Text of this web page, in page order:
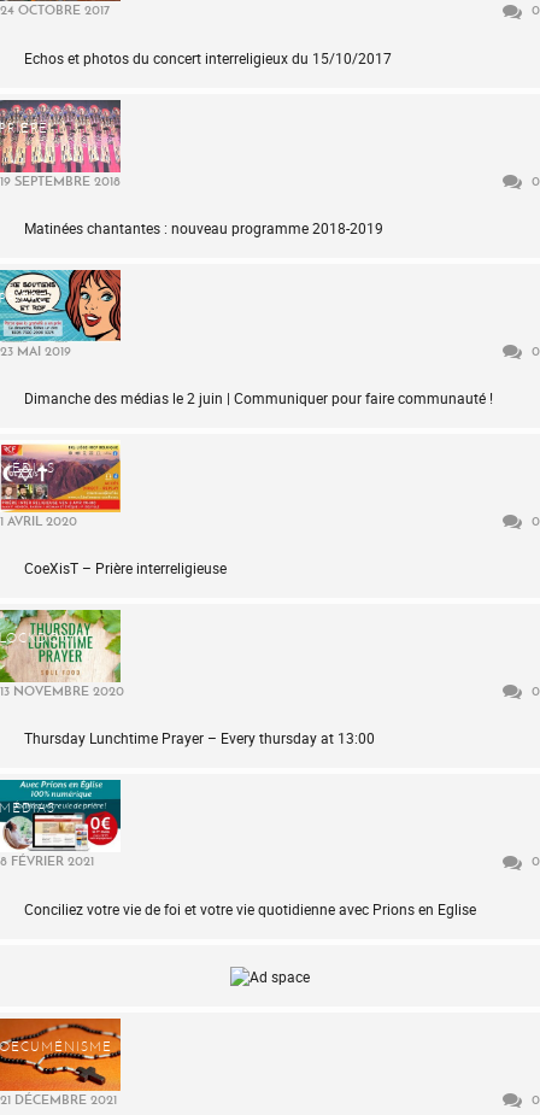
24 OCTOBRE 2017 0
Echos et photos du concert interreligieux du 15/10/2017
PRIÈRE
19 SEPTEMBRE 2018 0
Matinées chantantes : nouveau programme 2018-2019
PRIÈRE
23 MAI 2019 0
Dimanche des médias le 2 juin | Communiquer pour faire communauté !
MÉDIAS
1 AVRIL 2020 0
CoeXisT – Prière interreligieuse
LOCKDOWN
13 NOVEMBRE 2020 0
Thursday Lunchtime Prayer – Every thursday at 13:00
MÉDIAS
8 FÉVRIER 2021 0
Conciliez votre vie de foi et votre vie quotidienne avec Prions en Eglise
OECUMÉNISME
21 DÉCEMBRE 2021 0